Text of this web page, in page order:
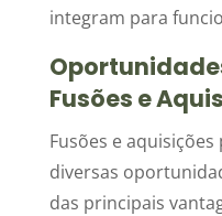
integram para
Fusões e
Fusões e
diversas
das principais